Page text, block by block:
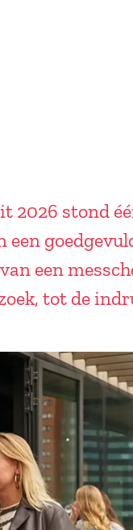
2026 stond
een
tot de